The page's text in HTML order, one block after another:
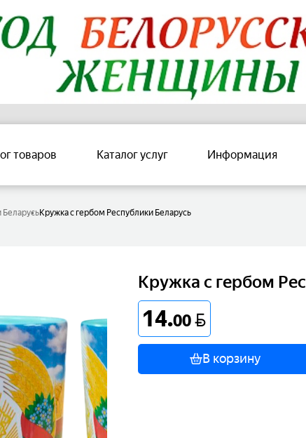
товаров Каталог услуг Информация
Беларусь Кружка с гербом Республики Беларусь
Кружка с гербом
14.00BYN
В корзину